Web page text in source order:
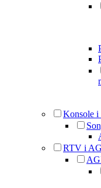
Konsole i
RTV i